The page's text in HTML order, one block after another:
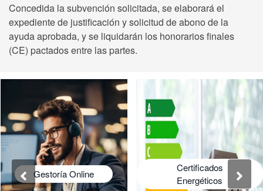
Concedida la subvención solicitada, se elaborará el
expediente de justificación y solicitud de abono de la
ayuda aprobada, y se liquidarán los honorarios finales
(CE) pactados entre las partes.
Gestoría Online
Certificados
Energéticos